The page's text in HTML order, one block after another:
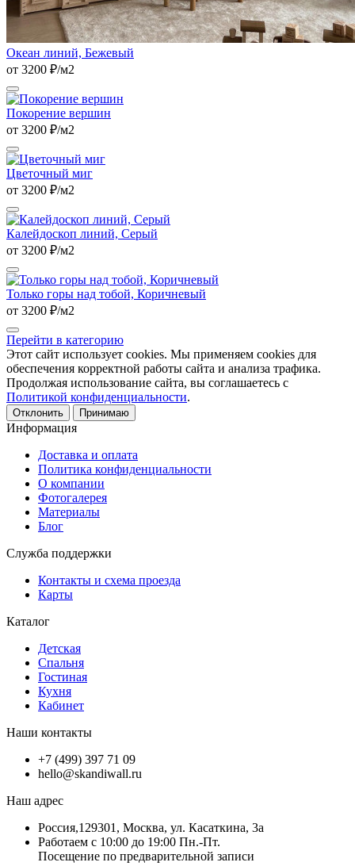
Океан линий, Бежевый
от 3200 ₽/м2
Покорение вершин
от 3200 ₽/м2
Цветочный миг
от 3200 ₽/м2
Калейдоскоп линий, Серый
от 3200 ₽/м2
Только горы над тобой, Коричневый
от 3200 ₽/м2
Перейти в категорию
Этот сайт использует cookies. Мы применяем cookies для
обеспечения корректной работы сайта и анализа трафика.
Продолжая использование сайта, вы соглашаетесь с
Политикой конфиденциальности.
Отклонить Принимаю
Информация
Доставка и оплата
Политика конфиденциальности
О компании
Фотогалерея
Материалы
Блог
Служба поддержки
Контакты и схема проезда
Карты
Каталог
Детская
Спальня
Гостиная
Кухня
Кабинет
Наши контакты
+7 (499) 397 71 09
hello@skandiwall.ru
Наш адрес
Россия,129301, Москва, ул. Касаткина, 3а
Работаем с 10:00 до 19:00 Пн.-Пт.
Посещение по предварительной записи